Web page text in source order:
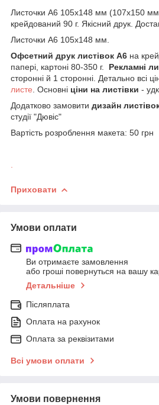
Листочки А6 105х148 мм (107х150
крейдований 90 г. Якісний друк.
Листочки А6 105х148 мм.
Офсетний друк листівок А6 на
папері, картоні 80-350 г. Рекламні
сторонні й 1 сторонні. Детально всі
листе . Основні ціни на листівки -
Додатково замовити дизайн
студії "Дювіс"
Вартість розроблення макета: 50 грн
Приховати
Умови оплати
Ви отримаєте замовлення
або гроші повернуться на вашу
Детальніше
Післяплата
Оплата на рахунок
Оплата за реквізитами
Всі умови оплати
Умови повернення